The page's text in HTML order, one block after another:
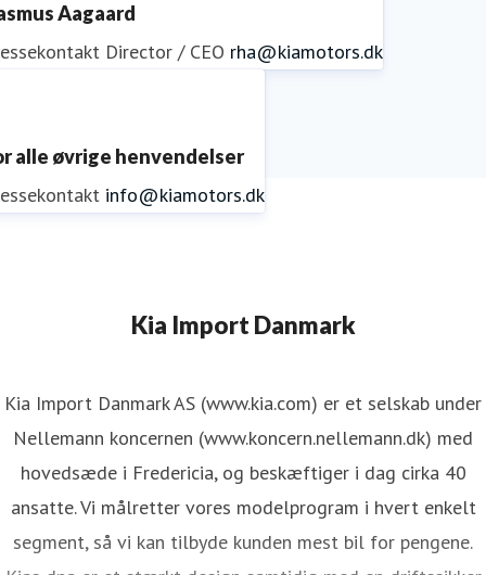
Aagaard
Director / CEO rha@kiamotors.dk
alle øvrige henvendelser
info@kiamotors.dk
Kia Import Danmark
Kia Import Danmark AS (www.kia.com) er et selskab under
Nellemann koncernen (www.koncern.nellemann.dk) med
hovedsæde i Fredericia, og beskæftiger i dag cirka 40
ansatte. Vi målretter vores modelprogram i hvert enkelt
segment, så vi kan tilbyde kunden mest bil for pengene.